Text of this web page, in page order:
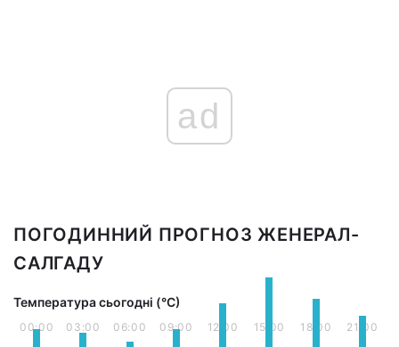
ad
ПОГОДИННИЙ ПРОГНОЗ ЖЕНЕРАЛ-
САЛГАДУ
Температура сьогодні (°С)
00:00 03:00 06:00 09:00 12:00 15:00 18:00 21:00